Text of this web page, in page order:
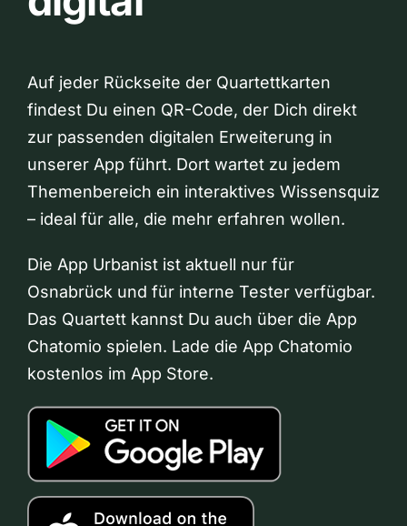
Auf jeder Rückseite der Quartettkarten
findest Du einen QR-Code, der Dich direkt
zur passenden digitalen Erweiterung in
unserer App führt. Dort wartet zu jedem
Themenbereich ein interaktives Wissensquiz
– ideal für alle, die mehr erfahren wollen.
Die App Urbanist ist aktuell nur für
Osnabrück und für interne Tester verfügbar.
Das Quartett kannst Du auch über die App
Chatomio spielen. Lade die App Chatomio
kostenlos im App Store.